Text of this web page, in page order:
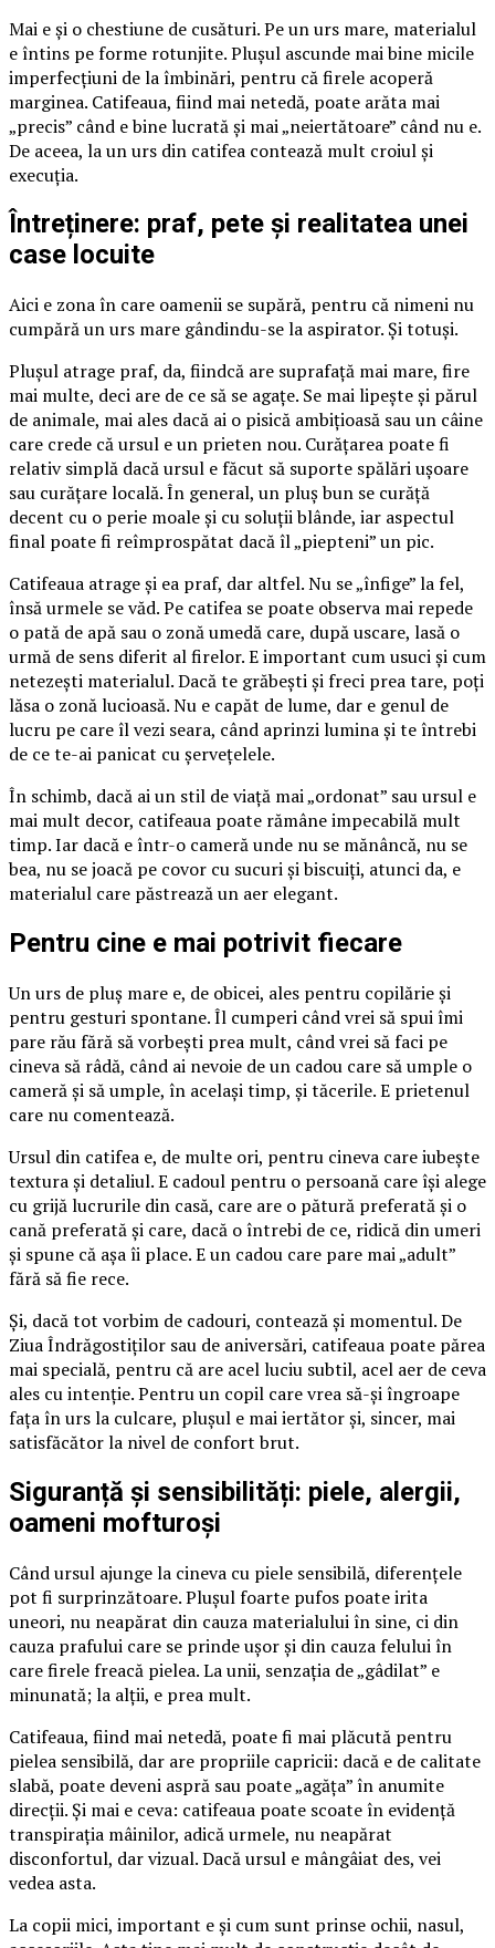
Mai e și o chestiune de cusături. Pe un urs mare, materialul
e întins pe forme rotunjite. Plușul ascunde mai bine micile
imperfecțiuni de la îmbinări, pentru că firele acoperă
marginea. Catifeaua, fiind mai netedă, poate arăta mai
„precis” când e bine lucrată și mai „neiertătoare” când nu e.
De aceea, la un urs din catifea contează mult croiul și
execuția.
Întreținere: praf, pete și realitatea unei
case locuite
Aici e zona în care oamenii se supără, pentru că nimeni nu
cumpără un urs mare gândindu-se la aspirator. Și totuși.
Plușul atrage praf, da, fiindcă are suprafață mai mare, fire
mai multe, deci are de ce să se agațe. Se mai lipește și părul
de animale, mai ales dacă ai o pisică ambițioasă sau un câine
care crede că ursul e un prieten nou. Curățarea poate fi
relativ simplă dacă ursul e făcut să suporte spălări ușoare
sau curățare locală. În general, un pluș bun se curăță
decent cu o perie moale și cu soluții blânde, iar aspectul
final poate fi reîmprospătat dacă îl „piepteni” un pic.
Catifeaua atrage și ea praf, dar altfel. Nu se „înfige” la fel,
însă urmele se văd. Pe catifea se poate observa mai repede
o pată de apă sau o zonă umedă care, după uscare, lasă o
urmă de sens diferit al firelor. E important cum usuci și cum
netezești materialul. Dacă te grăbești și freci prea tare, poți
lăsa o zonă lucioasă. Nu e capăt de lume, dar e genul de
lucru pe care îl vezi seara, când aprinzi lumina și te întrebi
de ce te-ai panicat cu șervețelele.
În schimb, dacă ai un stil de viață mai „ordonat” sau ursul e
mai mult decor, catifeaua poate rămâne impecabilă mult
timp. Iar dacă e într-o cameră unde nu se mănâncă, nu se
bea, nu se joacă pe covor cu sucuri și biscuiți, atunci da, e
materialul care păstrează un aer elegant.
Pentru cine e mai potrivit fiecare
Un urs de pluș mare e, de obicei, ales pentru copilărie și
pentru gesturi spontane. Îl cumperi când vrei să spui îmi
pare rău fără să vorbești prea mult, când vrei să faci pe
cineva să râdă, când ai nevoie de un cadou care să umple o
cameră și să umple, în același timp, și tăcerile. E prietenul
care nu comentează.
Ursul din catifea e, de multe ori, pentru cineva care iubește
textura și detaliul. E cadoul pentru o persoană care își alege
cu grijă lucrurile din casă, care are o pătură preferată și o
cană preferată și care, dacă o întrebi de ce, ridică din umeri
și spune că așa îi place. E un cadou care pare mai „adult”
fără să fie rece.
Și, dacă tot vorbim de cadouri, contează și momentul. De
Ziua Îndrăgostiților sau de aniversări, catifeaua poate părea
mai specială, pentru că are acel luciu subtil, acel aer de ceva
ales cu intenție. Pentru un copil care vrea să-și îngroape
fața în urs la culcare, plușul e mai iertător și, sincer, mai
satisfăcător la nivel de confort brut.
Siguranță și sensibilități: piele, alergii,
oameni mofturoși
Când ursul ajunge la cineva cu piele sensibilă, diferențele
pot fi surprinzătoare. Plușul foarte pufos poate irita
uneori, nu neapărat din cauza materialului în sine, ci din
cauza prafului care se prinde ușor și din cauza felului în
care firele freacă pielea. La unii, senzația de „gâdilat” e
minunată; la alții, e prea mult.
Catifeaua, fiind mai netedă, poate fi mai plăcută pentru
pielea sensibilă, dar are propriile capricii: dacă e de calitate
slabă, poate deveni aspră sau poate „agăța” în anumite
direcții. Și mai e ceva: catifeaua poate scoate în evidență
transpirația mâinilor, adică urmele, nu neapărat
disconfortul, dar vizual. Dacă ursul e mângâiat des, vei
vedea asta.
La copii mici, important e și cum sunt prinse ochii, nasul,